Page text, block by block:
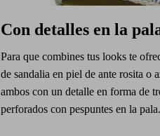
Con detalles en la
Para que combines tus looks te
de sandalia en piel de ante rosita o
ambos con un detalle en forma de
perforados con pespuntes en la pala.